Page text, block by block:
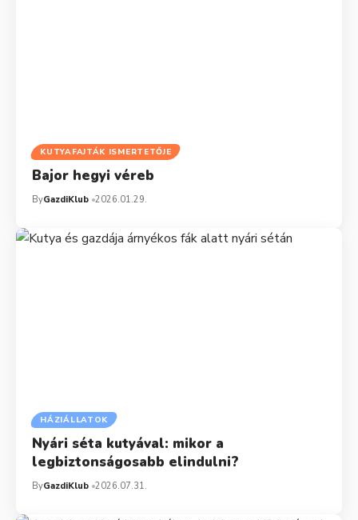
KUTYAFAJTÁK ISMERTETŐJE
Bajor hegyi véreb
ByGazdiKlub 2026.01.29.
HÁZIÁLLATOK
Nyári séta kutyával: mikor a
legbiztonságosabb elindulni?
ByGazdiKlub 2026.07.31.